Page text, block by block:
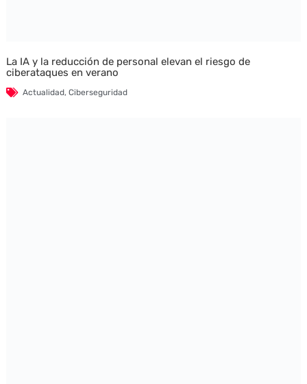
La IA y la reducción de personal elevan el riesgo de
ciberataques en verano
Actualidad, Ciberseguridad